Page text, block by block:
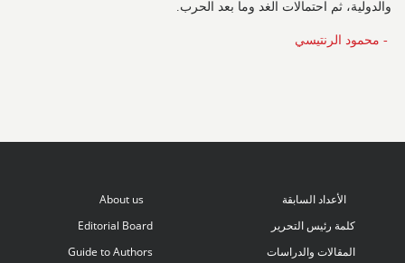
والدولية، ثم احتمالات الغد وما بعد الحرب.
- محمود الرنتيسي
الأعداد السابقة
كلمة رئيس التحرير
المقالات والدراسات
About us
Editorial Board
Guide to Authors